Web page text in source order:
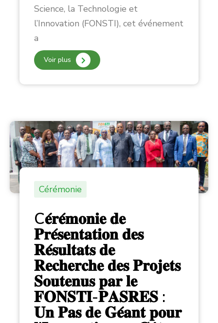
Science, la Technologie et
l’Innovation (FONSTI), cet événement
a
Voir plus
Cérémonie
C𝐞́𝐫𝐞́𝐦𝐨𝐧𝐢𝐞 𝐝𝐞
𝐏𝐫𝐞́𝐬𝐞𝐧𝐭𝐚𝐭𝐢𝐨𝐧 𝐝𝐞𝐬
𝐑𝐞́𝐬𝐮𝐥𝐭𝐚𝐭𝐬 𝐝𝐞
𝐑𝐞𝐜𝐡𝐞𝐫𝐜𝐡𝐞 𝐝𝐞𝐬 𝐏𝐫𝐨𝐣𝐞𝐭𝐬
𝐒𝐨𝐮𝐭𝐞𝐧𝐮𝐬 𝐩𝐚𝐫 𝐥𝐞
𝐅𝐎𝐍𝐒𝐓𝐈-𝐏𝐀𝐒𝐑𝐄𝐒 :
𝐔𝐧 𝐏𝐚𝐬 𝐝𝐞 𝐆𝐞́𝐚𝐧𝐭 𝐩𝐨𝐮𝐫